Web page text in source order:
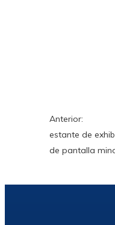
Anterior:
estante de
de pantalla